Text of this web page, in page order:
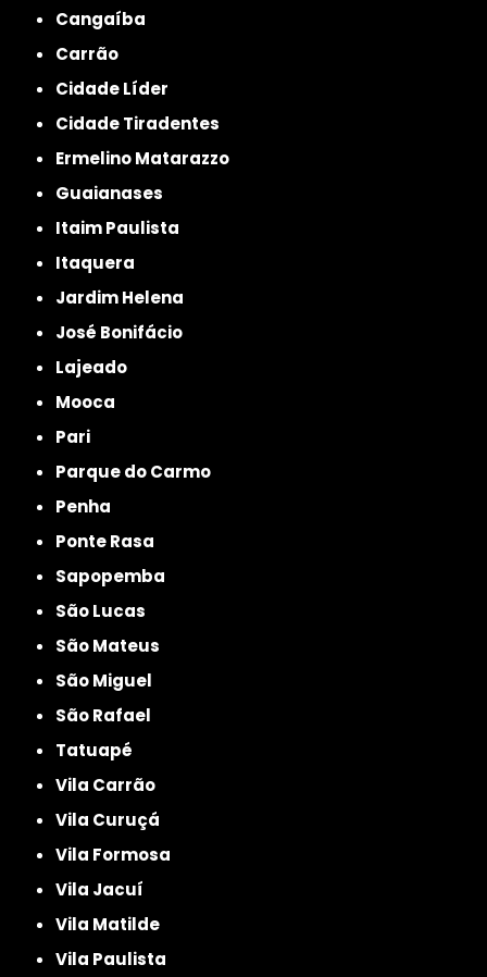
Cangaíba
Carrão
Cidade Líder
Cidade Tiradentes
Ermelino Matarazzo
Guaianases
Itaim Paulista
Itaquera
Jardim Helena
José Bonifácio
Lajeado
Mooca
Pari
Parque do Carmo
Penha
Ponte Rasa
Sapopemba
São Lucas
São Mateus
São Miguel
São Rafael
Tatuapé
Vila Carrão
Vila Curuçá
Vila Formosa
Vila Jacuí
Vila Matilde
Vila Paulista